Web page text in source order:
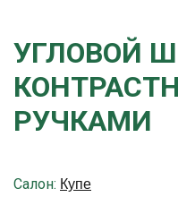
УГЛОВОЙ
РУЧКАМИ
Салон: Купе